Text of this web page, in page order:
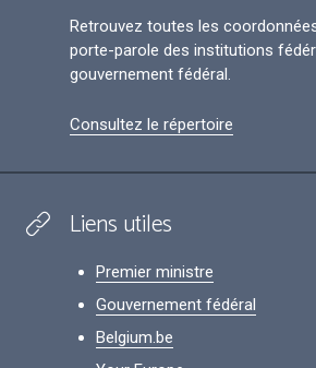
Retrouvez toutes les
porte-parole des institutions
gouvernement fédéral.
Consultez le répertoire
Liens utiles
Premier ministre
Gouvernement fédéral
Belgium.be